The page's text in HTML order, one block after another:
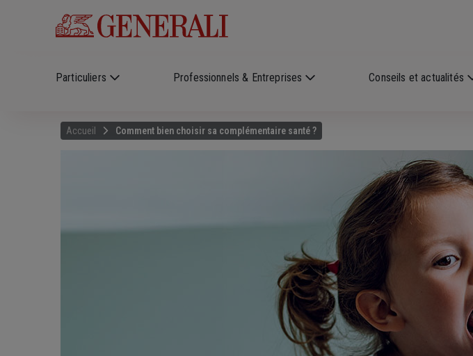
Particuliers Professionnels & Entreprises Conseils et actualités
Accueil Comment bien choisir sa complémentaire santé ?